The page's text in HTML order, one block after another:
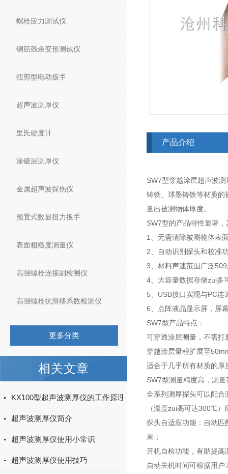
螺栓应力测试仪
钢筋残余变形测试仪
扭剪型电动扳手
超声波测厚仪
里氏硬度计
涂镀层测厚仪
金属超声波探伤仪
预置式数显扭力扳手
表面粗糙度测量仪
高强螺栓连接副检测仪
高强螺栓抗滑移系数检测仪
更多分类
相关文章
KX100型超声波测厚仪的工作原理大揭秘
超声波测厚仪简介
超声波测厚仪使用小常识
超声波测厚仪使用技巧
产品介绍
SW7型穿越涂层超声波
铸铁、球墨铸铁等材质的
量出被测物体厚度。
SW7型的产品特性显著
1、无需清除被测物体表
2、自动识别探头和校准
3、材料声速范围广泛
4、大容量数据存储zui多
5、USB接口实现与PC
6、点阵液晶显示屏，屏
SW7型产品特点：
可穿透涂层测量，不需
穿越涂层量程扩展至
适合于几乎所有材质的
SW7型测量精度高，测
全系列测厚探头可以配
（温度zui高可达300℃）
探头自适应功能：自动
果；
开机自检功能，有助提高
自动关机时间可根据用户